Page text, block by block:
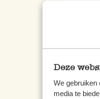
Deze
We gebruiken
media te